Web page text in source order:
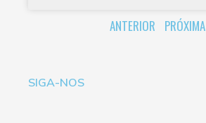
ANTERIOR PRÓXIMA
SIGA-NOS